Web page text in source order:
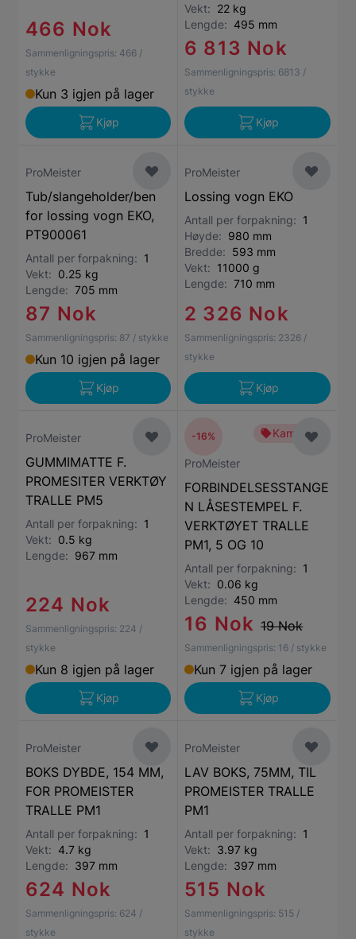
466 Nok
Sammenligningspris: 466 /
stykke
Kun 3 igjen på lager
Kjøp
Vekt: 22 kg
Lengde: 495 mm
6 813 Nok
Sammenligningspris: 6813 /
stykke
Kjøp
ProMeister
Tub/slangeholder/ben
for lossing vogn EKO,
PT900061
Antall per forpakning: 1
Vekt: 0.25 kg
Lengde: 705 mm
87 Nok
Sammenligningspris: 87 / stykke
Kun 10 igjen på lager
Kjøp
ProMeister
Lossing vogn EKO
Antall per forpakning: 1
Høyde: 980 mm
Bredde: 593 mm
Vekt: 11000 g
Lengde: 710 mm
2 326 Nok
Sammenligningspris: 2326 /
stykke
Kjøp
ProMeister
GUMMIMATTE F.
PROMESITER VERKTØY
TRALLE PM5
Antall per forpakning: 1
Vekt: 0.5 kg
Lengde: 967 mm
224 Nok
Sammenligningspris: 224 /
stykke
Kun 8 igjen på lager
Kjøp
Kampanje
ProMeister
FORBINDELSESSTANGE
N LÅSESTEMPEL F.
VERKTØYET TRALLE
PM1, 5 OG 10
Antall per forpakning: 1
Vekt: 0.06 kg
Lengde: 450 mm
16 Nok 19 Nok
Sammenligningspris: 16 / stykke
-16%
Kun 7 igjen på lager
Kjøp
ProMeister
BOKS DYBDE, 154 MM,
FOR PROMEISTER
TRALLE PM1
Antall per forpakning: 1
Vekt: 4.7 kg
Lengde: 397 mm
624 Nok
Sammenligningspris: 624 /
stykke
ProMeister
LAV BOKS, 75MM, TIL
PROMEISTER TRALLE
PM1
Antall per forpakning: 1
Vekt: 3.97 kg
Lengde: 397 mm
515 Nok
Sammenligningspris: 515 /
stykke